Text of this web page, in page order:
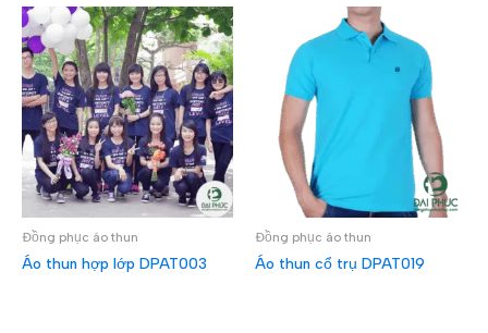
Đồng phục áo thun
Áo thun hợp lớp DPAT003
Đồng phục áo thun
Áo thun cổ trụ DPAT019